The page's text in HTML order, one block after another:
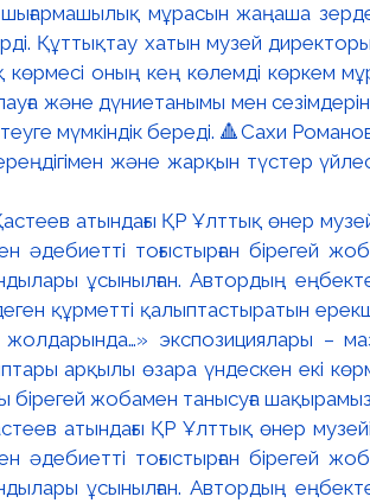
мұрасын жаңаша
Құттықтау хатын музей
оның кең көлемді көркем
және дүниетанымы мен
мүмкіндік береді. 🔺Сахи
және жарқын түстер
атындағы ҚР Ұлттық өнер
тоғыстырған бірегей
ұсынылған. Автордың